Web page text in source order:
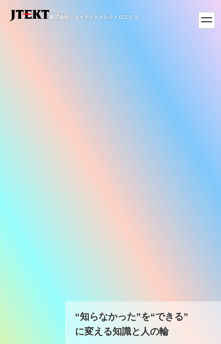
toggle
株式会社ジェイテクトエレクトロニクス
“知らなかった”を“できる”
に変える知識と人の輪